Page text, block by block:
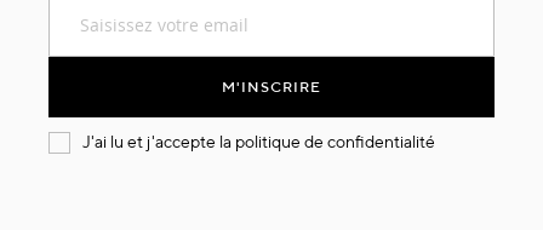
notre
M'INSCRIRE
J'ai lu et j'accepte la politique de confidentialité